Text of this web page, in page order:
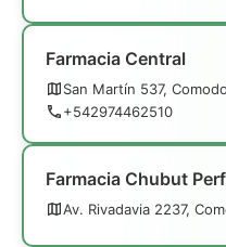
Farmacia Central
San Martín 537,
+542974462510
Farmacia Chubut
Av. Rivadavia 2237,